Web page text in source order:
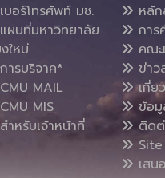
เบอร์โทรศัพท์ มช.
แผนที่มหาวิทยาลัย
ใหม่
การบริจาค*
CMU MAIL
CMU MIS
สำหรับเจ้าหน้าที่
หลั
การ
คณะ
ข่าว
เกี่ย
ข้อ
ติดต่
เสน